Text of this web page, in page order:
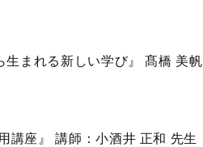
まれる新しい学び』 髙橋 美帆
講座』 講師：小酒井 正和 先生